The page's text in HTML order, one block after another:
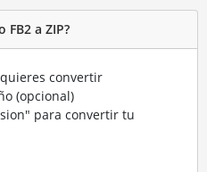
a ZIP?
convertir
(opcional)
para convertir tu